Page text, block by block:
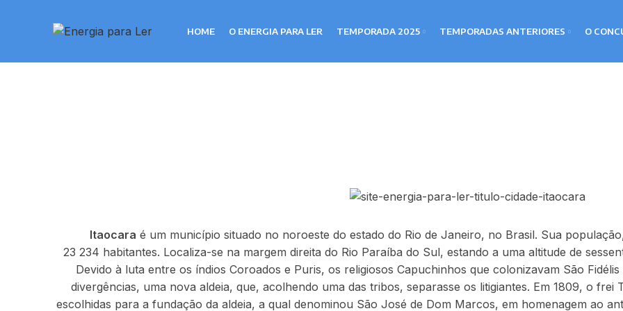
HOME O ENERGIA PARA LER TEMPORADA 2025 TEMPORADAS ANTERIORES O
Itaocara é um município situado no noroeste do estado do Rio de Janeiro, no Brasil. Sua
23 234 habitantes. Localiza-se na margem direita do Rio Paraíba do Sul, estando a uma altitude de
Devido à luta entre os índios Coroados e Puris, os religiosos Capuchinhos que colonizavam São
divergências, uma nova aldeia, que, acolhendo uma das tribos, separasse os litigiantes. Em 1809, o frei
escolhidas para a fundação da aldeia, a qual denominou São José de Dom Marcos, em homenagem ao